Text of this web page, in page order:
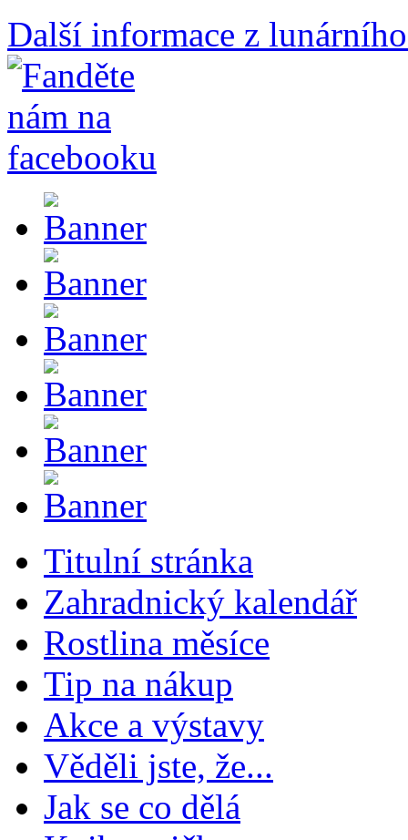
Další informace z
Titulní stránka
Zahradnický kalendář
Rostlina měsíce
Tip na nákup
Akce a výstavy
Věděli jste, že...
Jak se co dělá